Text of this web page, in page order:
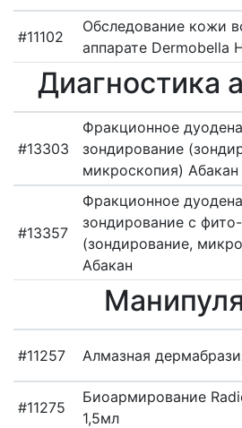
#11102
Обследование кожи
аппарате Dermobella
Диагностика
#13303
Фракционное
зондирование
микроскопия) Абакан
#13357
Фракционное
зондирование с
(зондирование,
Абакан
#11257 Алмазная
#11275
Биоармирование
1,5мл